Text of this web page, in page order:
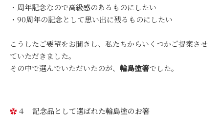
・周年記念なので高級感のあるものにしたい
・90周年の記念として思い出に残るものにしたい
こうしたご要望をお聞きし、私たちからいくつかご提案させ
ていただきました。
その中で選んでいただいたのが、 輪島塗箸でした。
４ 記念品として選ばれた輪島塗のお箸